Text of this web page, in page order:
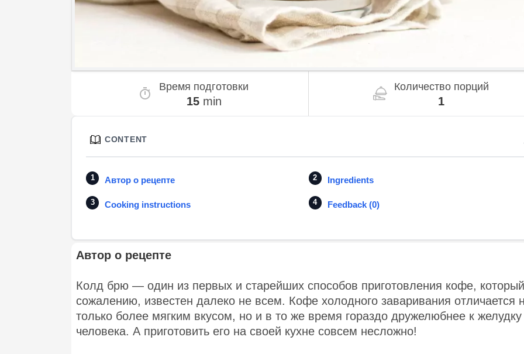
Время подготовки
15min
Количество порций
1
CONTENT
Автор о рецепте Ingredients
Cooking instructions Feedback (0)
Автор о рецепте
Колд брю — один из первых и старейших способов приготовления кофе,
сожалению, известен далеко не всем. Кофе холодного заваривания отличается
только более мягким вкусом, но и в то же время гораздо дружелюбнее к желудку
человека. А приготовить его на своей кухне совсем несложно!